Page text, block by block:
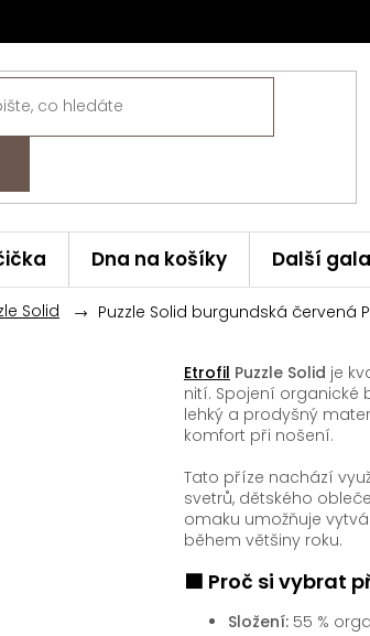
Dna na košíky Další
Solid Puzzle Solid burgundská červená
Etrofil Puzzle Solid je
nití. Spojení organické
lehký a prodyšný
komfort při nošení.
Tato příze nachází
svetrů, dětského
omaku umožňuje
během většiny roku.
🟩 Proč si vybrat
Složení: 55 %